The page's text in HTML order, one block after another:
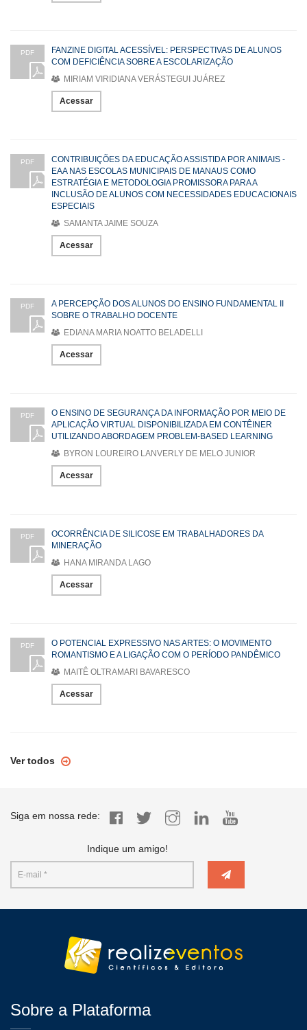
PDF
FANZINE DIGITAL ACESSÍVEL: PERSPECTIVAS DE ALUNOS
COM DEFICIÊNCIA SOBRE A ESCOLARIZAÇÃO
MIRIAM VIRIDIANA VERÁSTEGUI JUÁREZ
Acessar
PDF
CONTRIBUIÇÕES DA EDUCAÇÃO ASSISTIDA POR ANIMAIS -
EAA NAS ESCOLAS MUNICIPAIS DE MANAUS COMO
ESTRATÉGIA E METODOLOGIA PROMISSORA PARA A
INCLUSÃO DE ALUNOS COM NECESSIDADES EDUCACIONAIS
ESPECIAIS
SAMANTA JAIME SOUZA
Acessar
PDF
A PERCEPÇÃO DOS ALUNOS DO ENSINO FUNDAMENTAL II
SOBRE O TRABALHO DOCENTE
EDIANA MARIA NOATTO BELADELLI
Acessar
PDF
O ENSINO DE SEGURANÇA DA INFORMAÇÃO POR MEIO DE
APLICAÇÃO VIRTUAL DISPONIBILIZADA EM CONTÊINER
UTILIZANDO ABORDAGEM PROBLEM-BASED LEARNING
BYRON LOUREIRO LANVERLY DE MELO JUNIOR
Acessar
PDF
OCORRÊNCIA DE SILICOSE EM TRABALHADORES DA
MINERAÇÃO
HANA MIRANDA LAGO
Acessar
PDF
O POTENCIAL EXPRESSIVO NAS ARTES: O MOVIMENTO
ROMANTISMO E A LIGAÇÃO COM O PERÍODO PANDÊMICO
MAITÊ OLTRAMARI BAVARESCO
Acessar
Ver todos
Siga em nossa rede:
Indique um amigo!
Sobre a Plataforma